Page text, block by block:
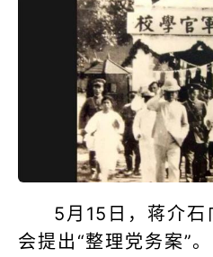
5月15日，蒋介
会提出“整理党务案”